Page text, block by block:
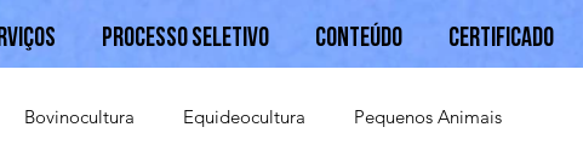
Processo Seletivo Conteúdo Certificado
Bovinocultura Equideocultura Pequenos Animais